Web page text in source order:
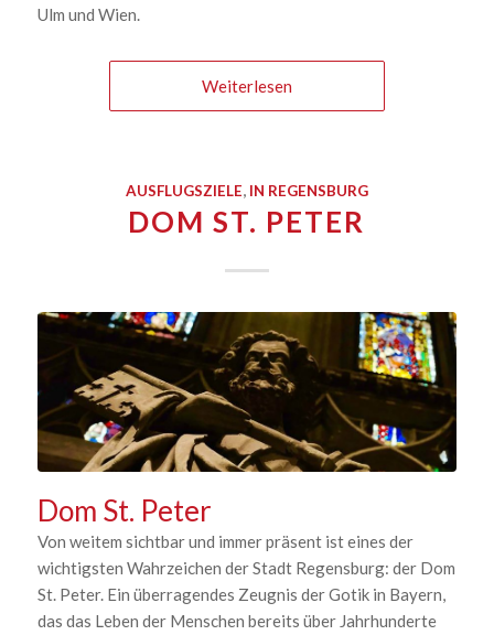
Ulm und Wien.
Weiterlesen
AUSFLUGSZIELE, IN REGENSBURG
DOM ST. PETER
Dom St. Peter
Von weitem sichtbar und immer präsent ist eines der
wichtigsten Wahrzeichen der Stadt Regensburg: der Dom
St. Peter. Ein überragendes Zeugnis der Gotik in Bayern,
das das Leben der Menschen bereits über Jahrhunderte